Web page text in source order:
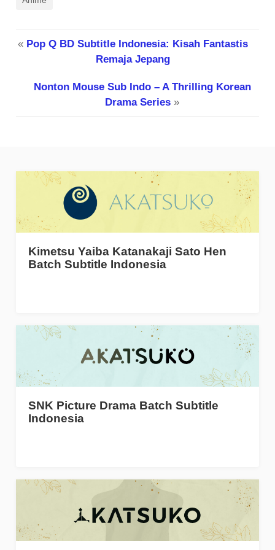
« Pop Q BD Subtitle Indonesia: Kisah Fantastis
Remaja Jepang
Nonton Mouse Sub Indo – A Thrilling Korean
Drama Series »
Kimetsu Yaiba Katanakaji Sato Hen
Batch Subtitle Indonesia
SNK Picture Drama Batch Subtitle
Indonesia